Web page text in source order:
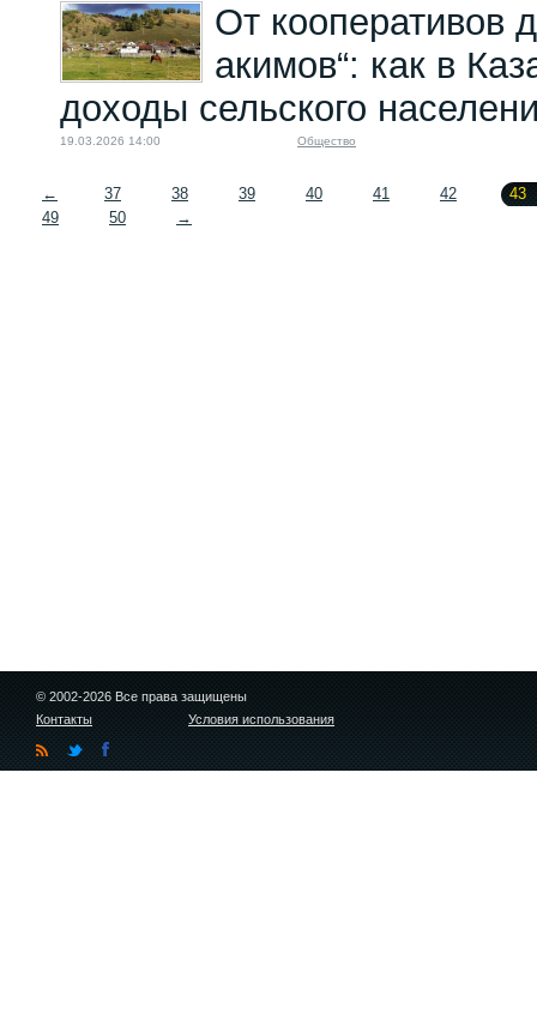
От кооперативов
акимов“: как в
доходы сельского
19.03.2026 14:00 Общество
← 37 38 39 40 41 42
43
49
50 →
© 2002-2026 Все права защищены
Контакты
Условия использования